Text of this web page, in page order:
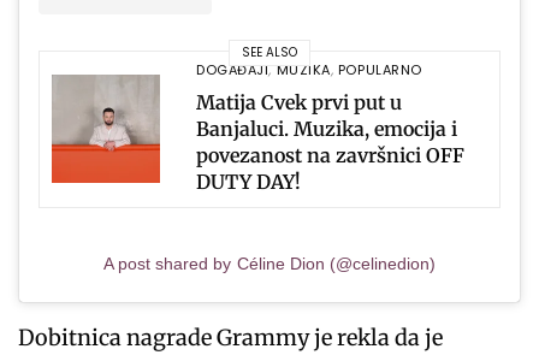
SEE ALSO
DOGAĐAJI, MUZIKA, POPULARNO
Matija Cvek prvi put u
Banjaluci. Muzika, emocija i
povezanost na završnici OFF
DUTY DAY!
A post shared by Céline Dion (@celinedion)
Dobitnica nagrade Grammy je rekla da je